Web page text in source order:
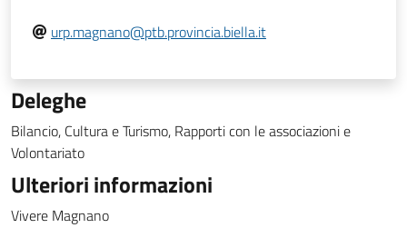
urp.magnano@ptb.provincia.biella.it
Deleghe
Bilancio, Cultura e Turismo, Rapporti con le associazioni e
Volontariato
Ulteriori informazioni
Vivere Magnano